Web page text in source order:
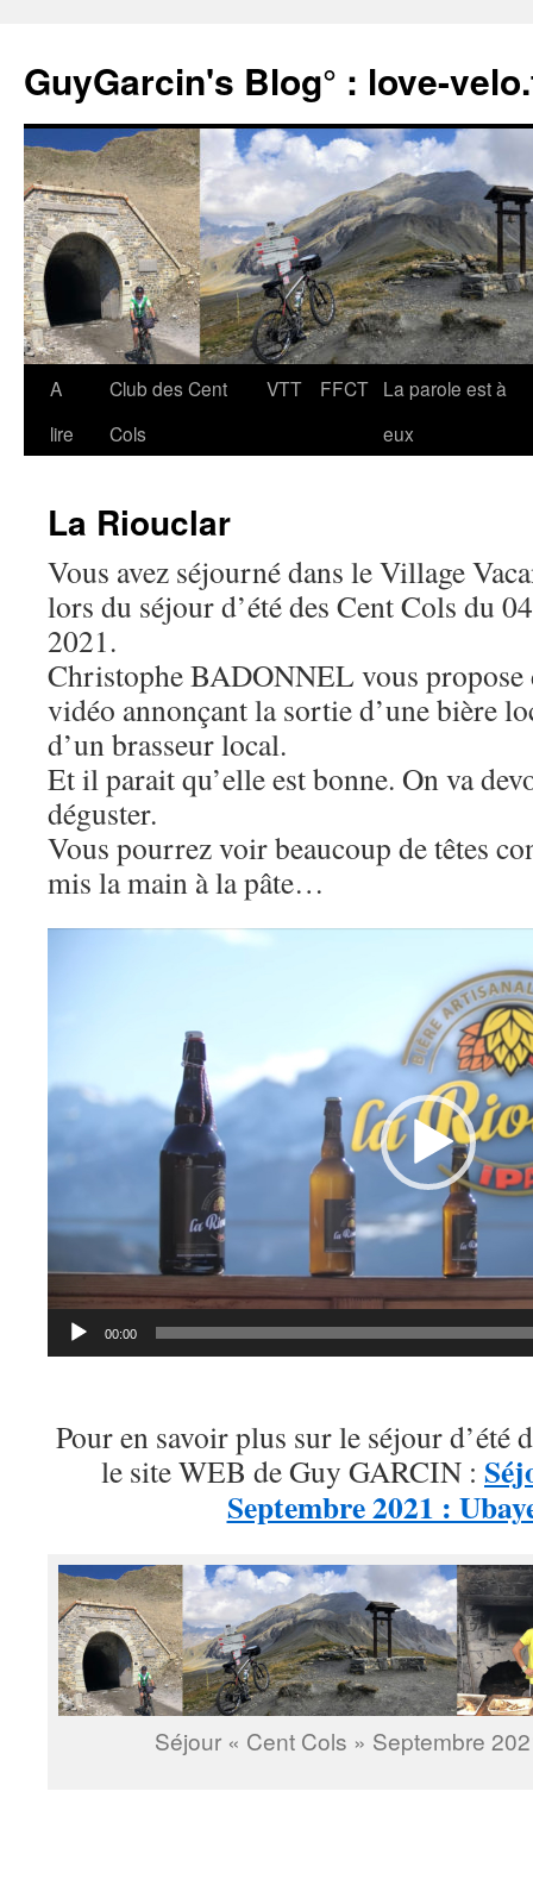
contenu
GuyGarcin's Blog° : love-
A
lire
Club des Cent
Cols
VTT FFCT La parole est à
eux
La Riouclar
Vous avez séjourné dans le Village
lors du séjour d’été des Cent Cols du
2021.
Christophe BADONNEL vous propose
vidéo annonçant la sortie d’une bière
d’un brasseur local.
Et il parait qu’elle est bonne. On va
déguster.
Vous pourrez voir beaucoup de têtes
mis la main à la pâte…
00:00
Pour en savoir plus sur le séjour d’été
le site WEB de Guy GARCIN :
Septembre 2021 :
Séjour « Cent Cols » Septembre